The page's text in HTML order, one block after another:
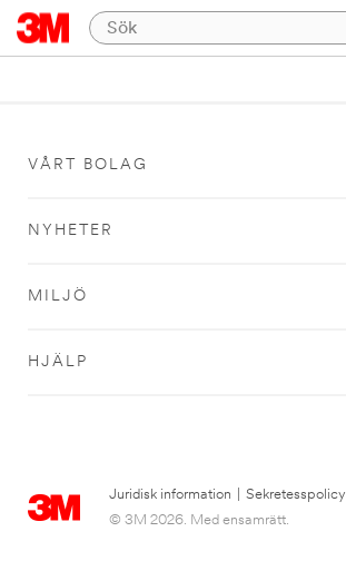
VÅRT BOLAG
NYHETER
MILJÖ
HJÄLP
Juridisk information Sekretesspolicy
© 3M 2026. Med ensamrätt.